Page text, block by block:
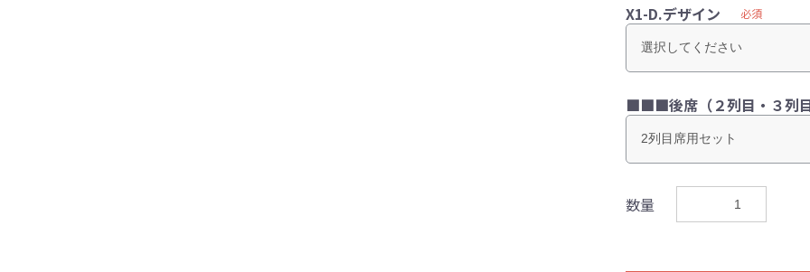
X1-D.デザイン 必須
■■■後席（２列目・３
数量